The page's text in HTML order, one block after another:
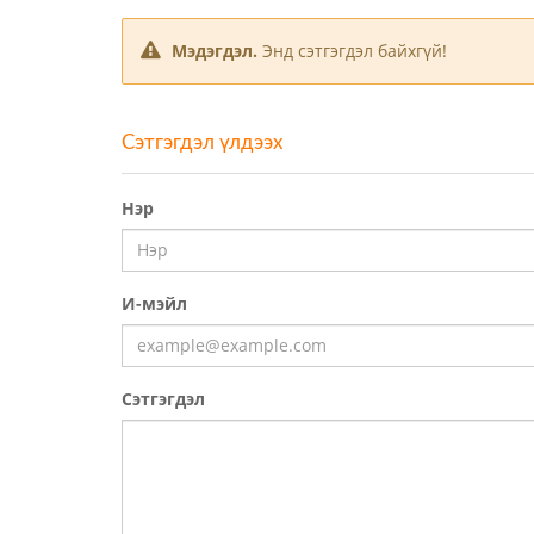
Мэдэгдэл. Энд сэтгэгдэл байхгүй!
Сэтгэгдэл үлдээх
Нэр
И-мэйл
Сэтгэгдэл